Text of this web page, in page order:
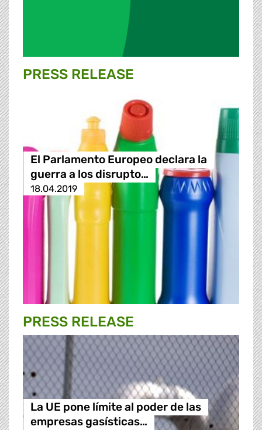
PRESS RELEASE
El Parlamento Europeo declara la
guerra a los disrupto…
18.04.2019
PRESS RELEASE
La UE pone límite al poder de las
empresas gasísticas…